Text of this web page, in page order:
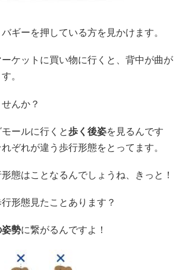
ギーを押している方を見かけます。
ケットに買い物に行くと、背中が曲が
。
んか？
ールに行くと歩く後姿を見るんです
ぞれが違う歩行形態をとってます。
態はことなるんでしょうね、きっと！
形態見たことあります？
勢に繋がるんですよ！